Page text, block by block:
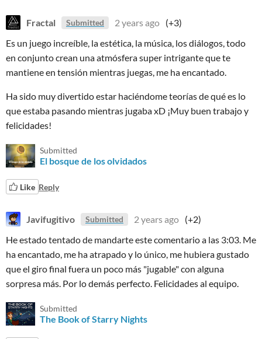
Fractal Submitted 2 years ago (+3)
Es un juego increíble, la estética, la música, los diálogos, todo
en conjunto crean una atmósfera super intrigante que te
mantiene en tensión mientras juegas, me ha encantado.
Ha sido muy divertido estar haciéndome teorías de qué es lo
que estaba pasando mientras jugaba xD ¡Muy buen trabajo y
felicidades!
Submitted
El bosque de los olvidados
Like Reply
Javifugitivo Submitted 2 years ago (+2)
He estado tentado de mandarte este comentario a las 3:03. Me
ha encantado, me ha atrapado y lo único, me hubiera gustado
que el giro final fuera un poco más "jugable" con alguna
sorpresa más. Por lo demás perfecto. Felicidades al equipo.
Submitted
The Book of Starry Nights